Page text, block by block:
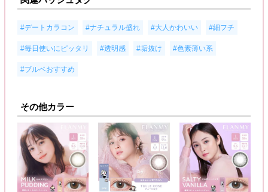
#デートカラコン #ナチュラル盛れ #大人かわいい #細フチ
#毎日使いにピッタリ #透明感 #垢抜け #色素薄い系
#ブルベおすすめ
その他カラー